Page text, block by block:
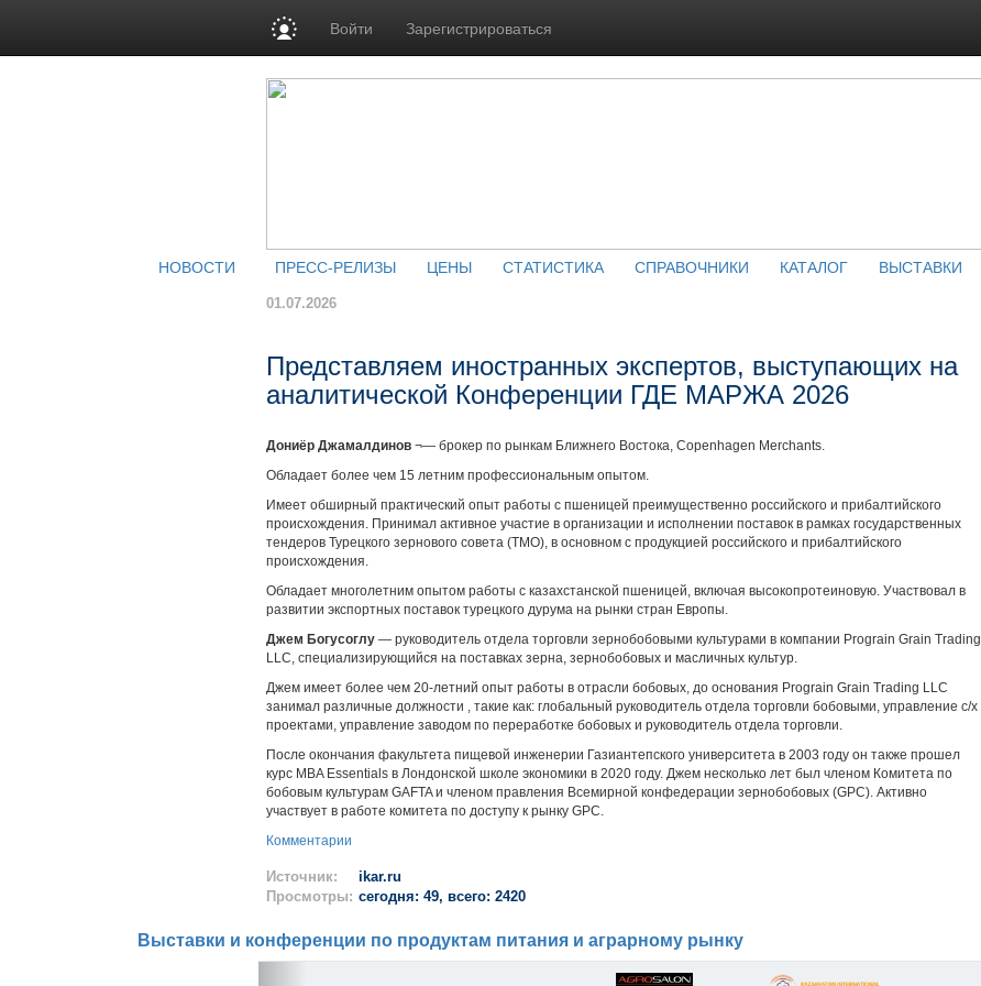
Войти Зарегистрироваться
НОВОСТИ ПРЕСС-РЕЛИЗЫ ЦЕНЫ СТАТИСТИКА СПРАВОЧНИКИ КАТАЛОГ ВЫСТАВКИ
01.07.2026
Представляем иностранных экспертов, выступающих на
аналитической Конференции ГДЕ МАРЖА 2026
Дониёр Джамалдинов ¬— брокер по рынкам Ближнего Востока, Copenhagen Merchants.
Обладает более чем 15 летним профессиональным опытом.
Имеет обширный практический опыт работы с пшеницей преимущественно российского и прибалтийского
происхождения. Принимал активное участие в организации и исполнении поставок в рамках государственных
тендеров Турецкого зернового совета (TMO), в основном с продукцией российского и прибалтийского
происхождения.
Обладает многолетним опытом работы с казахстанской пшеницей, включая высокопротеиновую. Участвовал в
развитии экспортных поставок турецкого дурума на рынки стран Европы.
Джем Богусоглу — руководитель отдела торговли зернобобовыми культурами в компании Prograin Grain Trading
LLC, специализирующийся на поставках зерна, зернобобовых и масличных культур.
Джем имеет более чем 20-летний опыт работы в отрасли бобовых, до основания Prograin Grain Trading LLC
занимал различные должности , такие как: глобальный руководитель отдела торговли бобовыми, управление с/х
проектами, управление заводом по переработке бобовых и руководитель отдела торговли.
После окончания факультета пищевой инженерии Газиантепского университета в 2003 году он также прошел
курс MBA Essentials в Лондонской школе экономики в 2020 году. Джем несколько лет был членом Комитета по
бобовым культурам GAFTA и членом правления Всемирной конфедерации зернобобовых (GPC). Активно
участвует в работе комитета по доступу к рынку GPC.
Комментарии
Источник:
ikar.ru
Просмотры: сегодня: 49, всего: 2420
Выставки и конференции по продуктам питания и аграрному рынку